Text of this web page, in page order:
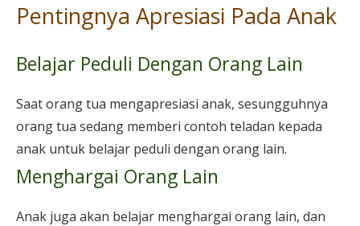
Pentingnya Apresiasi Pada Anak
Belajar Peduli Dengan Orang Lain
Saat orang tua mengapresiasi anak, sesungguhnya
orang tua sedang memberi contoh teladan kepada
anak untuk belajar peduli dengan orang lain.
Menghargai Orang Lain
Anak juga akan belajar menghargai orang lain, dan